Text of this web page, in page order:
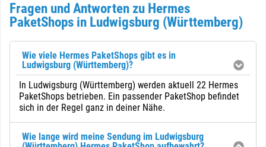
Fragen und Antworten zu Hermes
PaketShops in Ludwigsburg (Württemberg)
Wie viele Hermes PaketShops gibt es in
Ludwigsburg (Württemberg)?
In Ludwigsburg (Württemberg) werden aktuell 22 Hermes
PaketShops betrieben. Ein passender PaketShop befindet
sich in der Regel ganz in deiner Nähe.
Wie lange wird meine Sendung im Ludwigsburg